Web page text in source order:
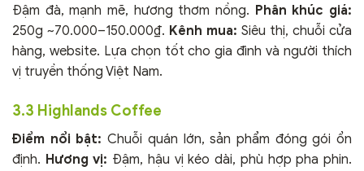
Đậm đà, mạnh mẽ, hương thơm nồng. Phân khúc giá:
250g ~70.000–150.000₫. Kênh mua: Siêu thị, chuỗi cửa
hàng, website. Lựa chọn tốt cho gia đình và người thích
vị truyền thống Việt Nam.
3.3 Highlands Coffee
Điểm nổi bật: Chuỗi quán lớn, sản phẩm đóng gói ổn
định. Hương vị: Đậm, hậu vị kéo dài, phù hợp pha phin.